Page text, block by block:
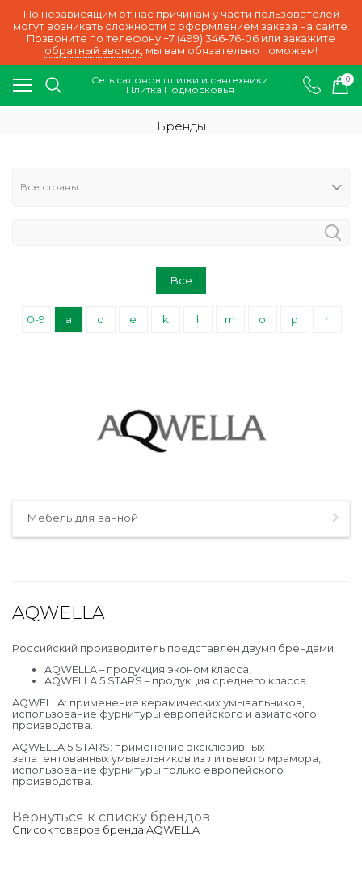
По независящим от нас причинам у части пользователей
могут возникать сложности с оформлением заказа на сайте.
Позвоните по телефону +7 (499) 346-76-06 или закажите
обратный звонок, мы вам обязательно поможем!
Сеть салонов плитки и сантехники
Плитка Подмосковья
0
Бренды
Все
0-9 a d e k l m o p r
Мебель для ванной
AQWELLA
Российский производитель представлен двумя брендами:
AQWELLA – продукция эконом класса,
AQWELLA 5 STARS – продукция среднего класса.
AQWELLA: применение керамических умывальников,
использование фурнитуры европейского и азиатского
производства.
AQWELLA 5 STARS: применение эксклюзивных
запатентованных умывальников из литьевого мрамора,
использование фурнитуры только европейского
производства.
Вернуться к списку брендов
Список товаров бренда AQWELLA